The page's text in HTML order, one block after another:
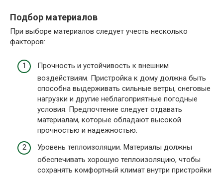
Подбор материалов
При выборе материалов следует учесть несколько
факторов:
Прочность и устойчивость к внешним
воздействиям. Пристройка к дому должна быть
способна выдерживать сильные ветры, снеговые
нагрузки и другие неблагоприятные погодные
условия. Предпочтение следует отдавать
материалам, которые обладают высокой
прочностью и надежностью.
Уровень теплоизоляции. Материалы должны
обеспечивать хорошую теплоизоляцию, чтобы
сохранять комфортный климат внутри пристройки